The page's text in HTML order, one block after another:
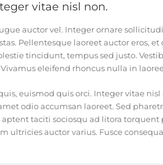
vitae nisl non.
auctor vel. Integer ornare
Pellentesque laoreet auctor eros, et
tincidunt, tempus sed justo.
eleifend rhoncus nulla in
euismod quis orci. Integer vitae
odio accumsan laoreet. Sed
taciti sociosqu ad litora torquent
ultricies auctor varius. Fusce